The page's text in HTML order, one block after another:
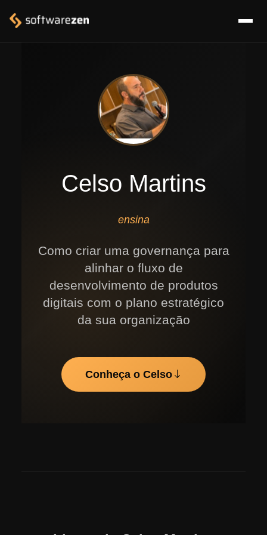
Celso Martins
ensina
Como criar uma governança para
alinhar o fluxo de
desenvolvimento de produtos
digitais com o plano estratégico
da sua organização
Conheça o Celso